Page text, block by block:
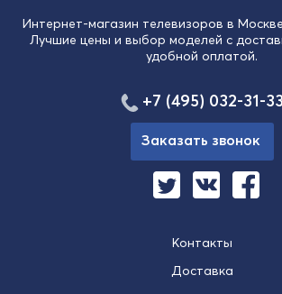
Интернет-магазин телевизоров в
Лучшие цены и выбор моделей с
удобной оплатой.
Контакты
Доставка
+7 (495) 032-31-33
Заказать звонок